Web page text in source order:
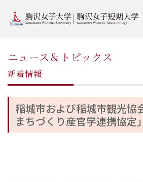
ニュース＆トピックス
新着情報
稲城市および稲城市観光協
まちづくり産官学連携協定